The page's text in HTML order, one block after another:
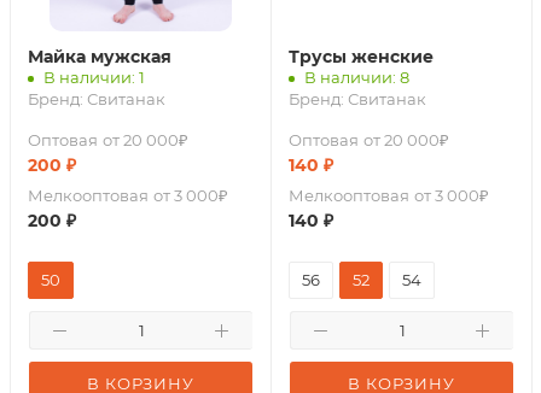
Майка мужская
В наличии: 1
Бренд: Свитанак
Оптовая от 20 000₽
200 ₽
Мелкооптовая от 3 000₽
200 ₽
В КОРЗИНУ
50
Трусы женские
В наличии: 8
Бренд: Свитанак
Оптовая от 20 000₽
140 ₽
Мелкооптовая от 3 000₽
140 ₽
В КОРЗИНУ
56 52 54